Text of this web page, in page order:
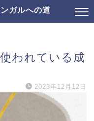
ガルへの道
われている成
2023年12月12日